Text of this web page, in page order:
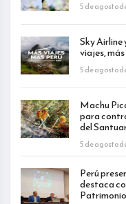
5 de agosto
Sky Airline
viajes,
5 de agosto
Machu
para
del
5 de agosto
Perú
destaca